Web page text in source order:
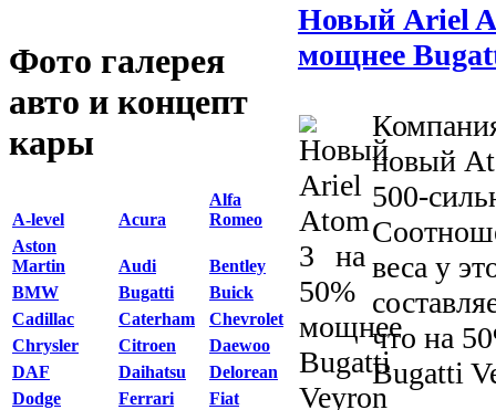
Фото галерея
авто и концепт
кары
A-level Acura
Alfa
Romeo
Aston
Martin
Audi
Bentley
BMW
Bugatti
Buick
Cadillac
Caterham
Chevrolet
Chrysler
Citroen
Daewoo
DAF
Daihatsu
Delorean
Dodge
Ferrari Fiat
Новый Ariel
мощнее
новый
500-
веса у
что на
Bugatti